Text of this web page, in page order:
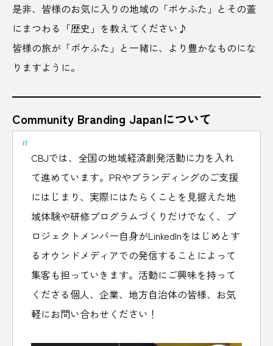
是非、皆様のお気に入りの地域の「ポケふた」とその蓋
にまつわる「歴史」を教えてください♪
皆様の旅が「ポケふた」と一緒に、より豊かなものにな
りますように。
Community Branding Japanについて
CBJでは、全国の地域経済創発活動に力を入れ
て進めています。PRやブランディングのご支援
にはじまり、実際にはたらくことを見据えた地
域体験や研修プログラムづくりだけでなく、プ
ロジェクトメンバー自身がLinkedInをはじめとす
るオウンドメディアでの発信することによって
集客も担っていきます。活動にご興味を持って
くださる個人、企業、地方自治体の皆様、お気
軽にお問い合わせください！